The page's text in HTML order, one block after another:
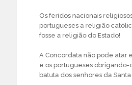
Os feridos nacionais
portugueses a religião
fosse a religião do Estado!
A Concordata não pode atar
e os portugueses obrigando-
batuta dos senhores da Santa